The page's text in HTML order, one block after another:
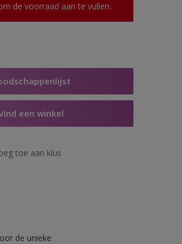
de voorraad aan te vullen.
een winkel
toe aan klus
de unieke